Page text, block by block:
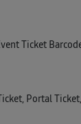
Ticket
Portal